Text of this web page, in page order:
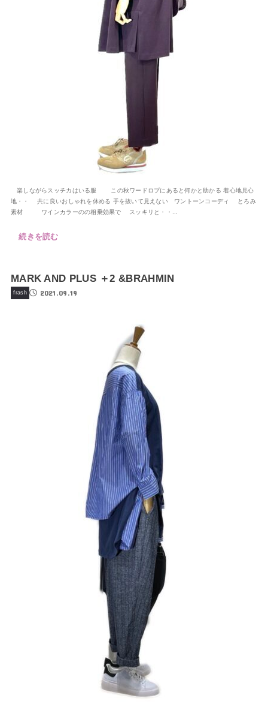
楽しながらスッチカはいる服 この秋ワードロプにあると何かと助かる 着心地見心
地・・ 共に良いおしゃれを休める 手を抜いて見えない ワントーンコーディ とろみ
素材 ワインカラーのの相乗効果で スッキリと・・...
続きを読む
MARK AND PLUS ＋2 &BRAHMIN
frash 2021.09.19